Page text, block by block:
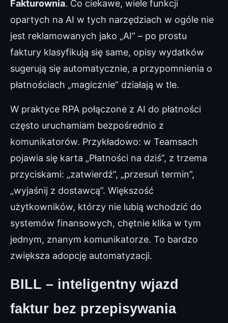
Fakturownia. Co ciekawe, wiele funkcji
opartych na AI w tych narzędziach w ogóle nie
jest reklamowanych jako „AI” – po prostu
faktury klasyfikują się same, opisy wydatków
sugerują się automatycznie, a przypomnienia o
płatnościach „magicznie” działają w tle.
W praktyce RPA połączone z AI do płatności
często uruchamiam bezpośrednio z
komunikatorów. Przykładowo: w Teamsach
pojawia się karta „Płatności na dziś”, z trzema
przyciskami: „zatwierdź”, „przesuń termin”,
„wyjaśnij z dostawcą”. Większość
użytkowników, którzy nie lubią wchodzić do
systemów finansowych, chętnie klika w tym
jednym, znanym komunikatorze. To bardzo
zwiększa adopcję automatyzacji.
BILL – inteligentny wjazd
faktur bez przepisywania